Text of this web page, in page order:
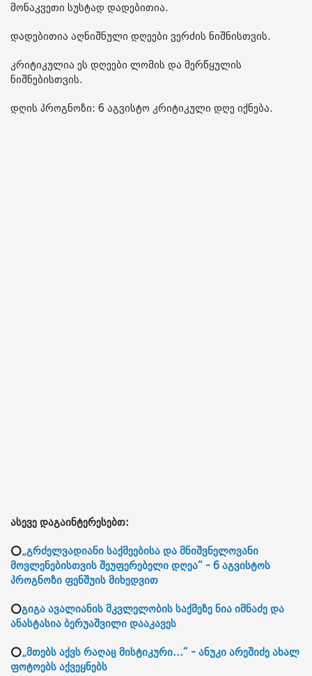
მონაკვეთი სუსტად დადებითია.
დადებითია აღნიშნული დღეები ვერძის ნიშნისთვის.
კრიტიკულია ეს დღეები ლომის და მერწყულის
ნიშნებისთვის.
დღის პროგნოზი: 6 აგვისტო კრიტიკული დღე იქნება.
ასევე დაგაინტერესებთ:
⭕„გრძელვადიანი საქმეებისა და მნიშვნელოვანი
მოვლენებისთვის შეუფერებელი დღეა“ - 6 აგვისტოს
პროგნოზი ფენშუის მიხედვით
⭕გიგა ავალიანის მკვლელობის საქმეზე ნია იმნაძე და
ანასტასია ბერუაშვილი დააკავეს
⭕„მთებს აქვს რაღაც მისტიკური...“ - ანუკი არეშიძე ახალ
ფოტოებს აქვეყნებს